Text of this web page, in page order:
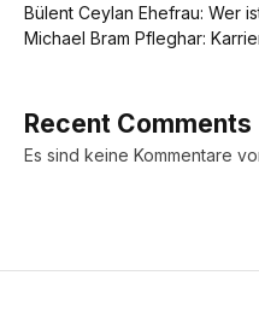
Bülent Ceylan Ehefrau: Wer
Michael Bram Pfleghar:
Recent Comments
Es sind keine Kommentare